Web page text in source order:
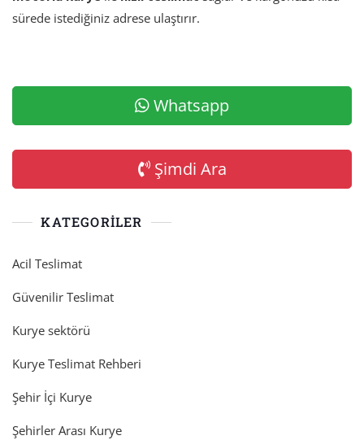
sürede istediğiniz adrese ulaştırır.
Whatsapp
Şimdi Ara
KATEGORILER
Acil Teslimat
Güvenilir Teslimat
Kurye sektörü
Kurye Teslimat Rehberi
Şehir İçi Kurye
Şehirler Arası Kurye